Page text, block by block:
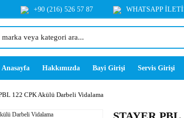
+90 (216) 526 57 87 WHATSAPP
Anasayfa Hakkımızda Bayi Girişi Servis Girişi
122 CPK Akülü Darbeli Vidalama